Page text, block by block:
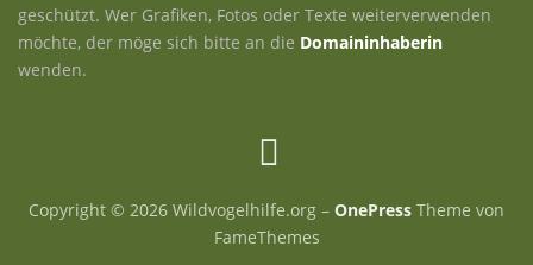
geschützt. Wer Grafiken, Fotos oder Texte weiterverwenden
möchte, der möge sich bitte an die Domaininhaberin
wenden.
Copyright © 2026 Wildvogelhilfe.org – OnePress Theme von
FameThemes